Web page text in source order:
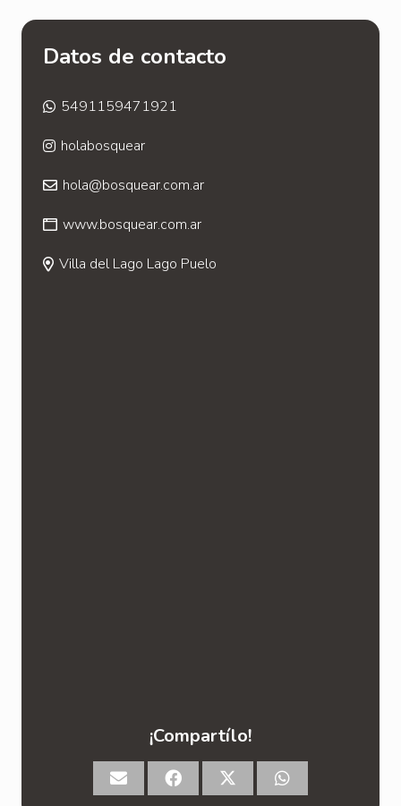
Datos de contacto
5491159471921
holabosquear
hola@bosquear.com.ar
www.bosquear.com.ar
Villa del Lago Lago Puelo
¡Compartílo!